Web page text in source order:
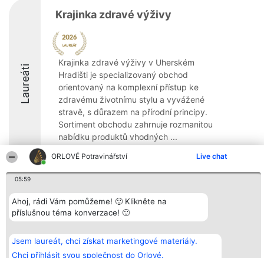
ORLOVÉ Potravinářství Live chat
05:59
Ahoj, rádi Vám pomůžeme! 🙂 Klikněte na
příslušnou téma konverzace! 🙂
Jsem laureát, chci získat marketingové materiály.
Chci přihlásit svou společnost do Orlové.
Laureáti
Krajinka zdravé výživy
Krajinka zdravé výživy v Uherském
Hradišti je specializovaný obchod
orientovaný na komplexní přístup ke
zdravému životnímu stylu a vyvážené
stravě, s důrazem na přírodní principy.
Sortiment obchodu zahrnuje rozmanitou
nabídku produktů vhodných ...
8.9
Organizátor hlasování
Bright Side Solutions sp. z o.
o. sp. k.
Wrocław 50-079
KRS 0000749100 | Regon
381313360 | NIP 8943132676
Plebiscyt
Vítězové
Seznam všech
Zásady
Pravidla
Zásady